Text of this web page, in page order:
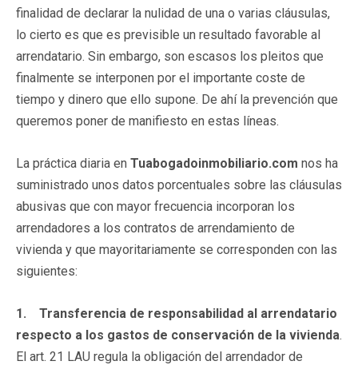
finalidad de declarar la nulidad de una o varias cláusulas,
lo cierto es que es previsible un resultado favorable al
arrendatario. Sin embargo, son escasos los pleitos que
finalmente se interponen por el importante coste de
tiempo y dinero que ello supone. De ahí la prevención que
queremos poner de manifiesto en estas líneas.
La práctica diaria en Tuabogadoinmobiliario.com nos ha
suministrado unos datos porcentuales sobre las cláusulas
abusivas que con mayor frecuencia incorporan los
arrendadores a los contratos de arrendamiento de
vivienda y que mayoritariamente se corresponden con las
siguientes:
1. Transferencia de responsabilidad al arrendatario
respecto a los gastos de conservación de la vivienda.
El art. 21 LAU regula la obligación del arrendador de